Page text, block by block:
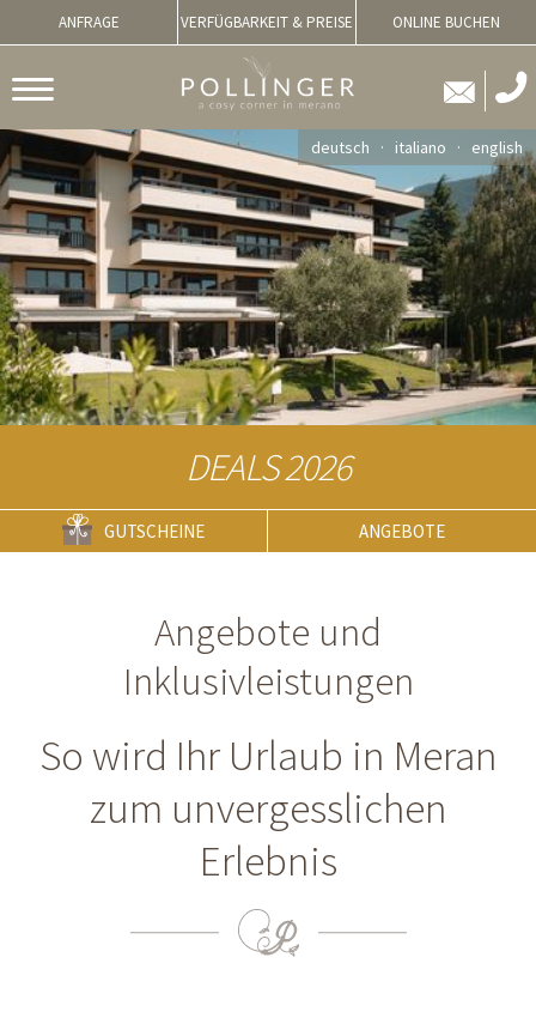
ANFRAGE VERFÜGBARKEIT & PREISE ONLINE BUCHEN
deutsch italiano english
DEALS 2026
GUTSCHEINE ANGEBOTE
Angebote und
Inklusivleistungen
So wird Ihr Urlaub in Meran
zum unvergesslichen
Erlebnis